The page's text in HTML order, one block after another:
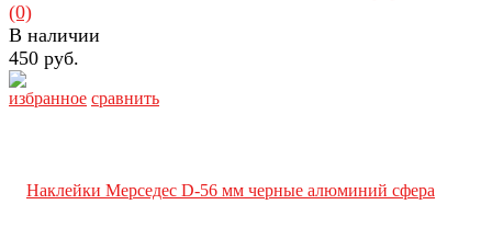
избранное сравнить
(0)
В наличии
450 руб.